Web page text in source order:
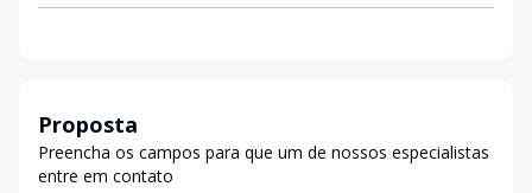
Proposta
Preencha os campos para que um de nossos especialistas
entre em contato